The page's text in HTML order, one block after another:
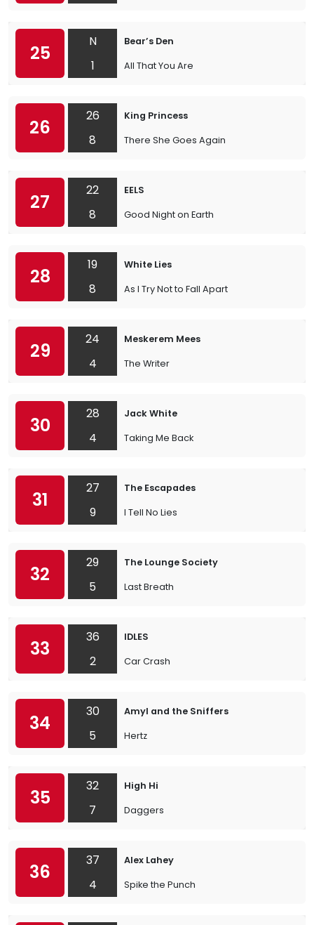
25
N
1
Bear’s Den
All That You Are
26
26
8
King Princess
There She Goes Again
27
22
8
EELS
Good Night on Earth
28
19
8
White Lies
As I Try Not to Fall Apart
29
24
4
Meskerem Mees
The Writer
30
28
4
Jack White
Taking Me Back
31
27
9
The Escapades
I Tell No Lies
32
29
5
The Lounge Society
Last Breath
33
36
2
IDLES
Car Crash
34
30
5
Amyl and the Sniffers
Hertz
35
32
7
High Hi
Daggers
36
37
4
Alex Lahey
Spike the Punch